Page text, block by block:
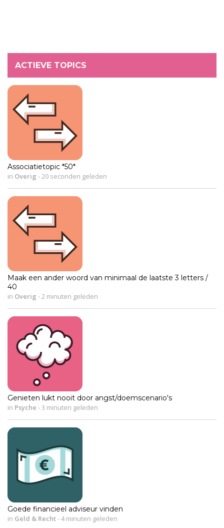
ACTIEVE TOPICS
Associatietopic *50*
in Overig -20 seconden geleden
Maak een ander woord van minimaal de laatste 3 letters /
40
in Overig -2 minuten geleden
Genieten lukt nooit door angst/doemscenario's
in Psyche -3 minuten geleden
Goede financieel adviseur vinden
in Geld & Recht-4 minuten geleden